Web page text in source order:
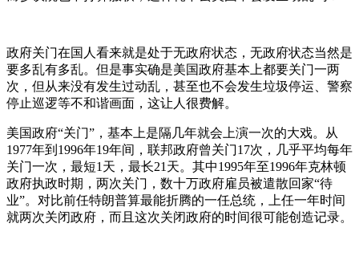
政府关门在国人看来就是处于无政府状态，无政府状态当然是
要多乱有多乱。但是事实确是美国政府基本上都要关门一两
次，但从来没有发生过动乱，甚至也不会发生垃圾停运、警察
停止巡逻等不和谐画面，这让人很费解。
美国政府“关门”，基本上是隔几年就会上演一次的大戏。从
1977年到1996年19年间，联邦政府曾关门17次，几乎平均每年
关门一次，最短1天，最长21天。其中1995年至1996年克林顿
政府执政时期，两次关门，数十万政府雇员被遣散回家“待
业”。对比前任特朗普算最能折腾的一任总统，上任一年时间
就两次关闭政府，而且这次关闭政府的时间很可能创造记录。